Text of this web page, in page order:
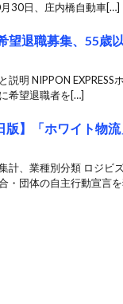
30日、庄内橋自動車[…]
望退職募集、55歳
説明 NIPPON
希望退職者を[…]
版】「ホワイト物
計、業種別分類 ロジビ
・団体の自主行動宣言